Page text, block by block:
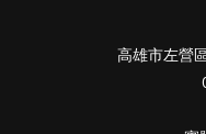
高雄市左營